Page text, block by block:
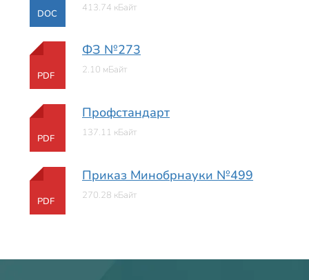
DOC 413.74 кБайт
PDF
ФЗ №273
2.10 мБайт
PDF
Профстандарт
137.11 кБайт
PDF
Приказ Минобрнауки №499
270.28 кБайт